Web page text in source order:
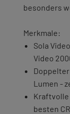
besonders
Merkmale:
Sola
Video
Lumen -
Kraftvolle
besten